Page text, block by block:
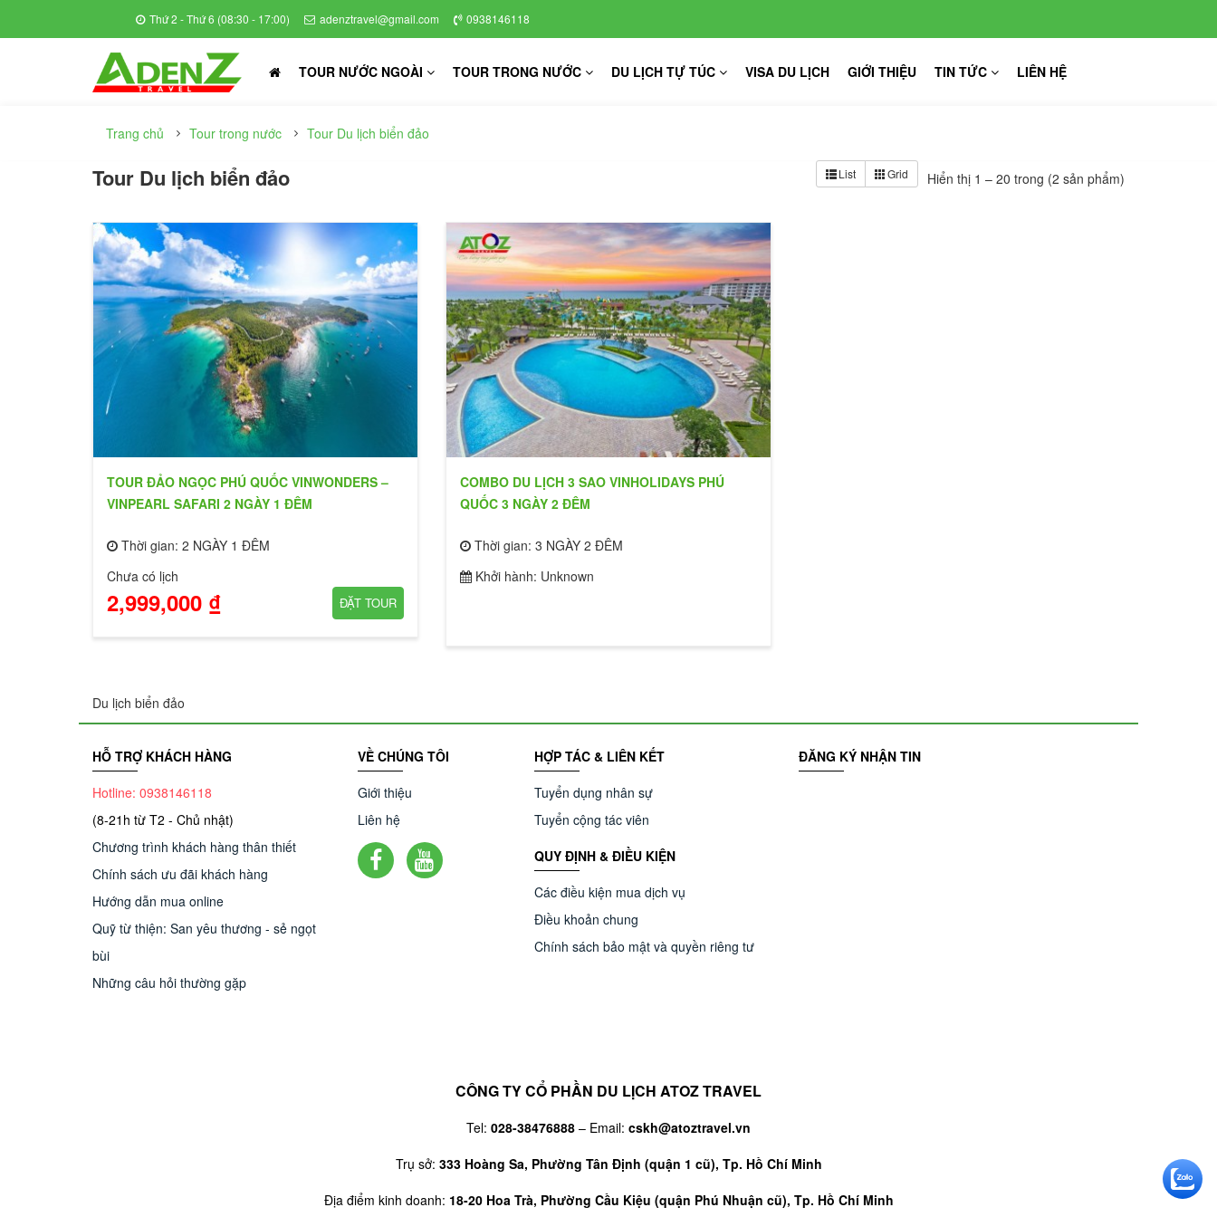
Thứ 2 - Thứ 6 (08:30 - 17:00) adenztravel@gmail.com 0938146118
TOUR NƯỚC NGOÀI TOUR TRONG NƯỚC DU LỊCH TỰ TÚC VISA DU LỊCH GIỚI THIỆU TIN TỨC LIÊN HỆ
Trang chủ Tour trong nước Tour Du lịch biển đảo
Tour Du lịch biển đảo Hiển thị 1 – 20 trong (2 sản phẩm)
List Grid
TOUR ĐẢO NGỌC PHÚ QUỐC VINWONDERS –
VINPEARL SAFARI 2 NGÀY 1 ĐÊM
Thời gian: 2 NGÀY 1 ĐÊM
Chưa có lịch
2,999,000 ₫ ĐẶT TOUR
COMBO DU LỊCH 3 SAO VINHOLIDAYS PHÚ
QUỐC 3 NGÀY 2 ĐÊM
Thời gian: 3 NGÀY 2 ĐÊM
Khởi hành: Unknown
Du lịch biển đảo
HỖ TRỢ KHÁCH HÀNG
Hotline: 0938146118
(8-21h từ T2 - Chủ nhật)
Chương trình khách hàng thân thiết
Chính sách ưu đãi khách hàng
Hướng dẫn mua online
Quỹ từ thiện: San yêu thương - sẻ ngọt
bùi
Những câu hỏi thường gặp
VỀ CHÚNG TÔI
Giới thiệu
Liên hệ
HỢP TÁC & LIÊN KẾT
Tuyển dụng nhân sự
Tuyển cộng tác viên
QUY ĐỊNH & ĐIỀU KIỆN
Các điều kiện mua dịch vụ
Điều khoản chung
Chính sách bảo mật và quyền riêng tư
ĐĂNG KÝ NHẬN TIN
CÔNG TY CỔ PHẦN DU LỊCH ATOZ TRAVEL
Tel: 028-38476888 – Email: cskh@atoztravel.vn
Trụ sở: 333 Hoàng Sa, Phường Tân Định (quận 1 cũ), Tp. Hồ Chí Minh
Địa điểm kinh doanh: 18-20 Hoa Trà, Phường Cầu Kiệu (quận Phú Nhuận cũ), Tp. Hồ Chí Minh